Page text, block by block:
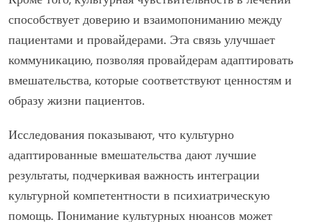
способствует доверию и взаимопониманию между
пациентами и провайдерами. Эта связь улучшает
коммуникацию, позволяя провайдерам адаптировать
вмешательства, которые соответствуют ценностям и
образу жизни пациентов.
Исследования показывают, что культурно
адаптированные вмешательства дают лучшие
результаты, подчеркивая важность интеграции
культурной компетентности в психиатрическую
помощь. Понимание культурных нюансов может